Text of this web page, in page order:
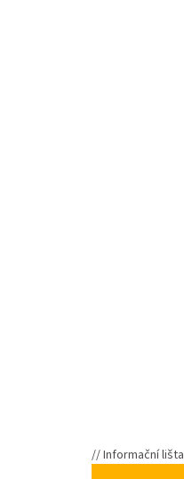
// Informační lišta